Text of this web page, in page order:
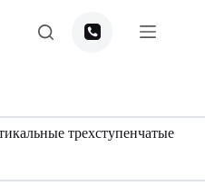
трехступенчатые